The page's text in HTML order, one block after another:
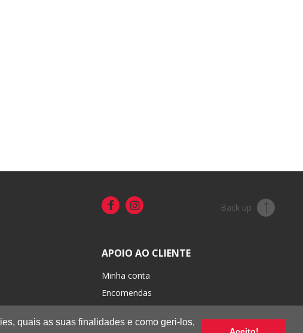
quais as suas finalidades e como geri-los,
Back up
APOIO AO CLIENTE
Minha conta
Encomendas
Trocas e devoluções